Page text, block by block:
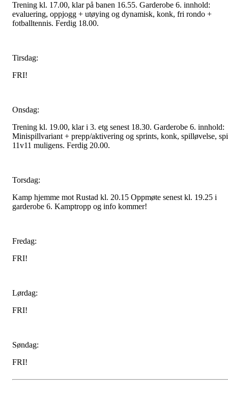
Trening kl. 17.00, klar på banen 16.55. Garderobe 6. innhold:
evaluering, oppjogg + utøying og dynamisk, konk, fri rondo +
fotballtennis. Ferdig 18.00.
Tirsdag:
FRI!
Onsdag:
Trening kl. 19.00, klar i 3. etg senest 18.30. Garderobe 6. innhold:
Minispillvariant + prepp/aktivering og sprints, konk, spilløvelse,
11v11 muligens. Ferdig 20.00.
Torsdag:
Kamp hjemme mot Rustad kl. 20.15 Oppmøte senest kl. 19.25 i
garderobe 6. Kamptropp og info kommer!
Fredag:
FRI!
Lørdag:
FRI!
Søndag:
FRI!